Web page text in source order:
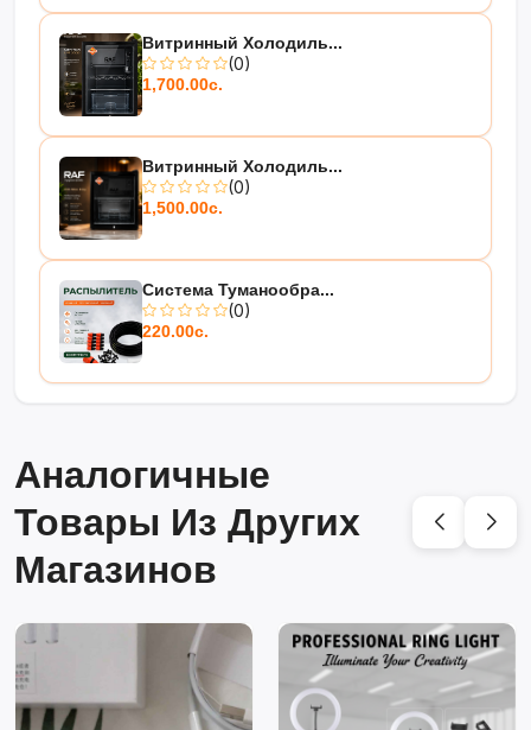
Витринный Холодиль...
(0)
1,700.00с.
Витринный Холодиль...
(0)
1,500.00с.
Система Туманообра...
(0)
220.00с.
Аналогичные
Товары Из Других
Магазинов